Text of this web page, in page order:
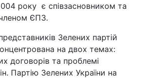
року є співзасновником та
ЄПЗ.
Зелених партій
на двох темах:
договорів та проблемі
Партію Зелених України на